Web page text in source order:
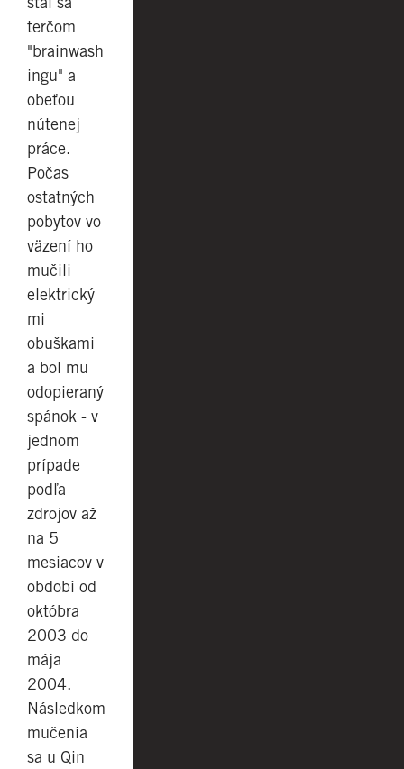
terčom
"brainwash
ingu" a
obeťou
nútenej
práce.
Počas
ostatných
pobytov vo
väzení ho
mučili
elektrický
mi
obuškami
a bol mu
odopieraný
spánok - v
jednom
prípade
podľa
zdrojov až
na 5
mesiacov v
období od
októbra
2003 do
mája
2004.
Následkom
mučenia
sa u Qin